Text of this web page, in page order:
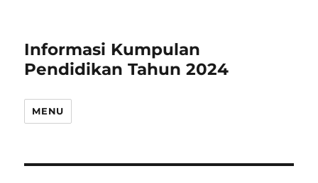
Informasi Kumpulan
Pendidikan Tahun 2024
MENU